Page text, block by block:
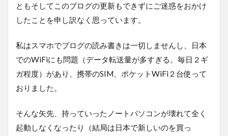
ともそしてこのブログの更新もできずにご迷惑をおかけ
したことを申し訳なく思っています。
私はスマホでブログの読み書きは一切しませんし、日本
でのWiFiにも問題（データ転送量が多すぎる。毎日２ギ
ガ程度）があり、携帯のSIM、ポケットWiFi２台使って
おりました。
そんな矢先、持っていったノートパソコンが壊れて全く
起動しなくなったり（結局は日本で新しいのを買っ